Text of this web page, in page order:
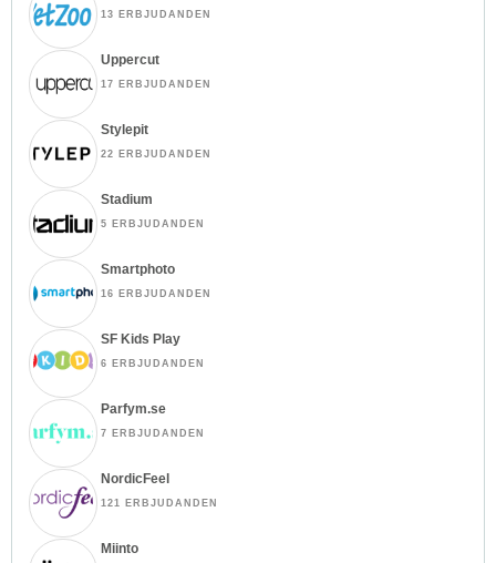
13 ERBJUDANDEN
Uppercut
17 ERBJUDANDEN
Stylepit
22 ERBJUDANDEN
Stadium
5 ERBJUDANDEN
Smartphoto
16 ERBJUDANDEN
SF Kids Play
6 ERBJUDANDEN
Parfym.se
7 ERBJUDANDEN
NordicFeel
121 ERBJUDANDEN
Miinto